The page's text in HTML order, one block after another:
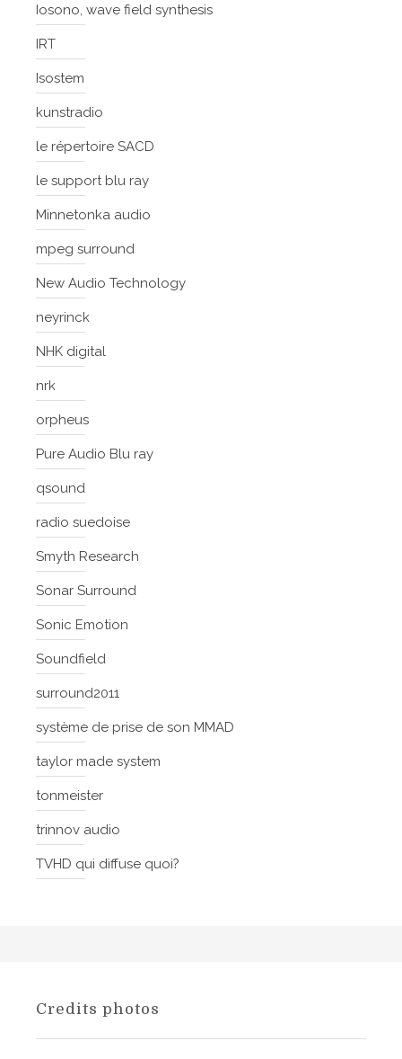
Iosono, wave field synthesis
IRT
Isostem
kunstradio
le répertoire SACD
le support blu ray
Minnetonka audio
mpeg surround
New Audio Technology
neyrinck
NHK digital
nrk
orpheus
Pure Audio Blu ray
qsound
radio suedoise
Smyth Research
Sonar Surround
Sonic Emotion
Soundfield
surround2011
système de prise de son MMAD
taylor made system
tonmeister
trinnov audio
TVHD qui diffuse quoi?
Credits photos